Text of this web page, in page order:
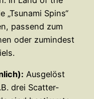
„Tsunami Spins“
passend zum
oder zumindest
Ausgelöst
drei Scatter-